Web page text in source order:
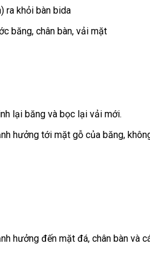
ra khỏi bàn bida
băng, chân bàn, vải mặt
lại băng và bọc lại vải mới.
hưởng tới mặt gỗ của băng,
hưởng đến mặt đá, chân bàn và